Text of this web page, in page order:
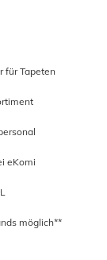
für Tapeten
eKomi
möglich**